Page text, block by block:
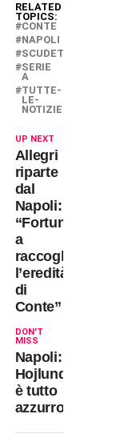
RELATED
TOPICS:
CONTE
NAPOLI
SCUDETTO
SERIE
A
TUTTE-
LE-
NOTIZIE
UP NEXT
Allegri
riparte
dal
Napoli:
“Fortunato
a
raccogliere
l’eredità
di
Conte”
DON'T
MISS
Napoli:
Hojlund
è tutto
azzurro